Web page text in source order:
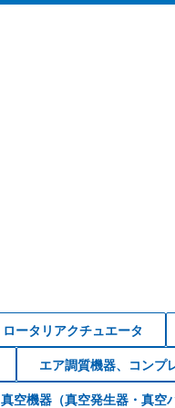
ロータリアクチュエータ
エア調質機器、コンプ
真空機器（真空発生器・真空